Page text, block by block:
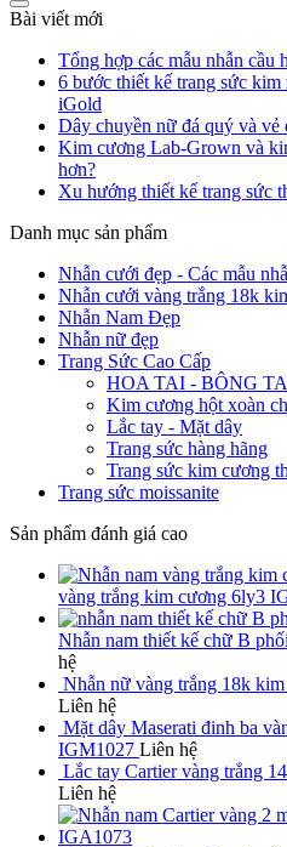
Bài viết mới
Tổng hợp các mẫu nhẫn cầu
6 bước thiết kế trang sức kim
iGold
Dây chuyền nữ đá quý và vẻ
Kim cương Lab-Grown và
hơn?
Xu hướng thiết kế trang sức
Danh mục sản phẩm
Nhẫn cưới đẹp - Các mẫu
Nhẫn cưới vàng trắng 18k
Nhẫn Nam Đẹp
Nhẫn nữ đẹp
Trang Sức Cao Cấp
HOA TAI - BÔNG
Kim cương hột xoàn
Lắc tay - Mặt dây
Trang sức hàng hãng
Trang sức kim cương
Trang sức moissanite
Sản phẩm đánh giá cao
vàng trắng kim cương 6ly3
Nhẫn nam thiết kế chữ B
hệ
Nhẫn nữ vàng trắng 18k
Liên hệ
Mặt dây Maserati đinh ba
IGM1027 Liên hệ
Lắc tay Cartier vàng trắng
Liên hệ